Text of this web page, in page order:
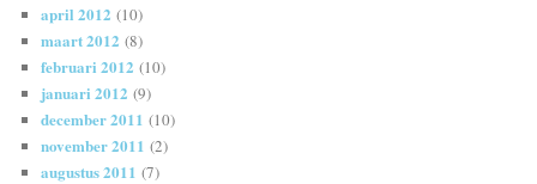
april 2012 (10)
maart 2012 (8)
februari 2012 (10)
januari 2012 (9)
december 2011 (10)
november 2011 (2)
augustus 2011 (7)